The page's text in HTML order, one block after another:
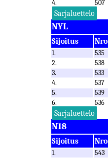
4.
507
Sarjaluettelo
NYL
Sijoitus Nro
1. 535
2.
538
3.
533
4.
537
5.
539
6.
536
Sarjaluettelo
N18
Sijoitus Nro
1. 543